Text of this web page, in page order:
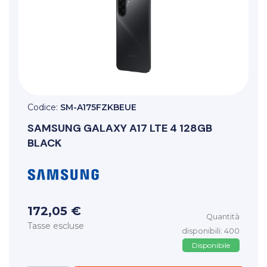
Codice: SM-A175FZKBEUE
SAMSUNG GALAXY A17 LTE 4 128GB
BLACK
172,05 €
Tasse escluse
Quantità
disponibili: 400
Disponibile